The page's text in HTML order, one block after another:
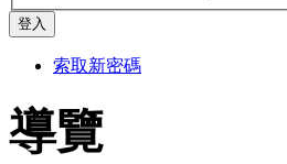
索取新密碼
導覽